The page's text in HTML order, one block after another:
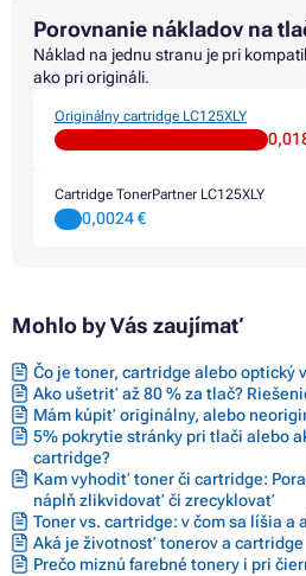
Porovnanie nákladov na
Náklad na jednu stranu je pri
ako pri origináli.
Originálny cartridge LC125XLY
Cartridge TonerPartner LC125XLY
0,0024 €
Mohlo by Vás zaujímať
Čo je toner, cartridge alebo optický
Ako ušetriť až 80 % za tlač?
Mám kúpiť originálny, alebo
5% pokrytie stránky pri tlači alebo
cartridge?
Kam vyhodiť toner či cartridge:
náplň zlikvidovať či zrecyklovať
Toner vs. cartridge: v čom sa líšia a
Aká je životnosť tonerov a cartridge
Prečo miznú farebné tonery i pri